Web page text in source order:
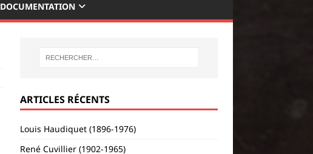
DOCUMENTATION
ARTICLES RÉCENTS
Louis Haudiquet (1896-1976)
René Cuvillier (1902-1965)